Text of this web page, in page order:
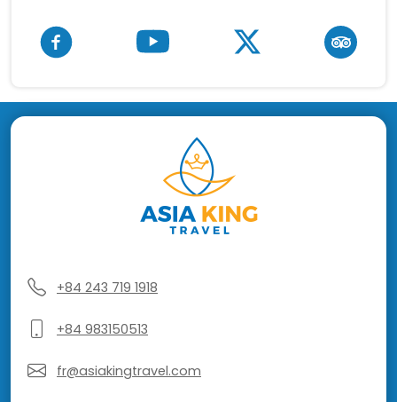
+84 243 719 1918
+84 983150513
fr@asiakingtravel.com